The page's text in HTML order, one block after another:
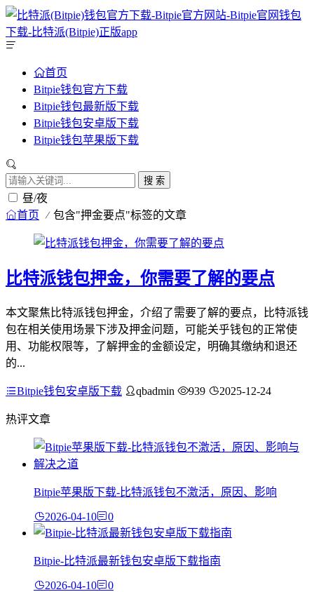
首页
Bitpie钱包官方下载
Bitpie钱包最新版下载
Bitpie钱包安卓版下载
Bitpie钱包苹果版下载
搜 索
昼/夜
首页 包含"押金要点"标签的文章
比特派钱包押金，你需要了解的要点
本文聚焦比特派钱包押金，介绍了需要了解的要点，比特派钱
包在相关使用场景下涉及押金问题，可能关乎钱包的正常使
用、功能权限等，了解押金的金额设定，明确其缴纳和退还
的...
Bitpie钱包安卓版下载 qbadmin 939 2025-12-24
热评文章
Bitpie苹果版下载-比特派钱包不激活，原因、影响
2026-04-10 0
Bitpie-比特派最新钱包安卓版下载指南
2026-04-10 0